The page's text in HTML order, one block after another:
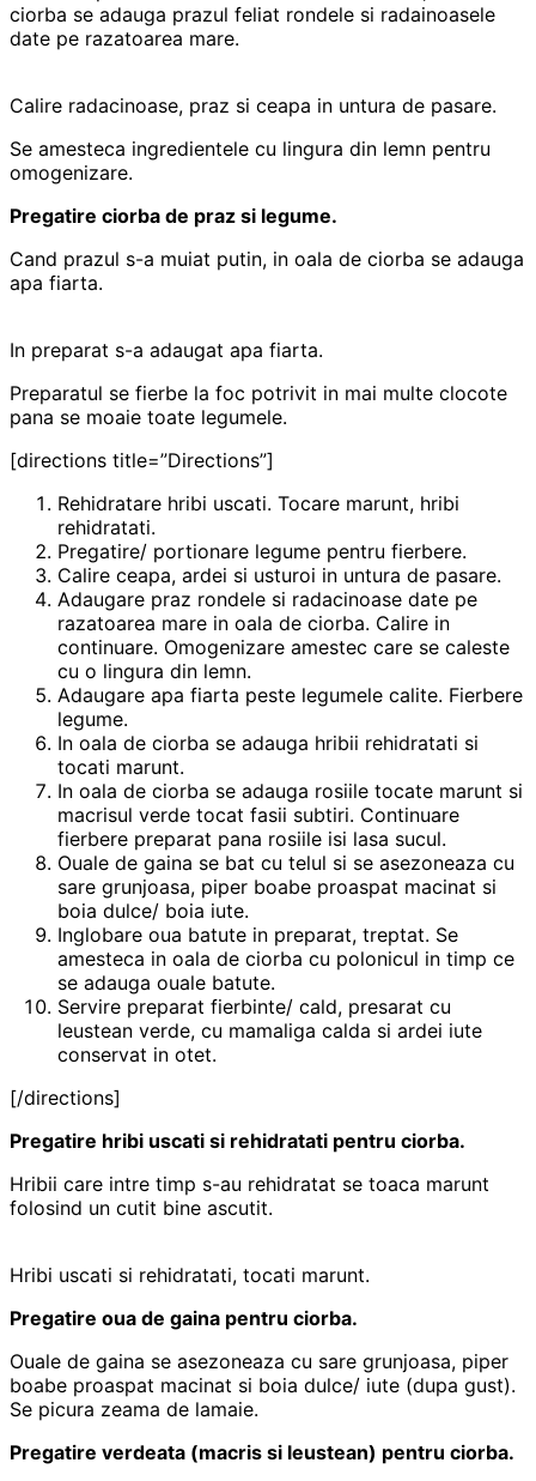
ciorba se adauga prazul feliat rondele si radainoasele
date pe razatoarea mare.
Calire radacinoase, praz si ceapa in untura de pasare.
Se amesteca ingredientele cu lingura din lemn pentru
omogenizare.
Pregatire ciorba de praz si legume.
Cand prazul s-a muiat putin, in oala de ciorba se adauga
apa fiarta.
In preparat s-a adaugat apa fiarta.
Preparatul se fierbe la foc potrivit in mai multe clocote
pana se moaie toate legumele.
[directions title=”Directions”]
Rehidratare hribi uscati. Tocare marunt, hribi
rehidratati.
Pregatire/ portionare legume pentru fierbere.
Calire ceapa, ardei si usturoi in untura de pasare.
Adaugare praz rondele si radacinoase date pe
razatoarea mare in oala de ciorba. Calire in
continuare. Omogenizare amestec care se caleste
cu o lingura din lemn.
Adaugare apa fiarta peste legumele calite. Fierbere
legume.
In oala de ciorba se adauga hribii rehidratati si
tocati marunt.
In oala de ciorba se adauga rosiile tocate marunt si
macrisul verde tocat fasii subtiri. Continuare
fierbere preparat pana rosiile isi lasa sucul.
Ouale de gaina se bat cu telul si se asezoneaza cu
sare grunjoasa, piper boabe proaspat macinat si
boia dulce/ boia iute.
Inglobare oua batute in preparat, treptat. Se
amesteca in oala de ciorba cu polonicul in timp ce
se adauga ouale batute.
Servire preparat fierbinte/ cald, presarat cu
leustean verde, cu mamaliga calda si ardei iute
conservat in otet.
[/directions]
Pregatire hribi uscati si rehidratati pentru ciorba.
Hribii care intre timp s-au rehidratat se toaca marunt
folosind un cutit bine ascutit.
Hribi uscati si rehidratati, tocati marunt.
Pregatire oua de gaina pentru ciorba.
Ouale de gaina se asezoneaza cu sare grunjoasa, piper
boabe proaspat macinat si boia dulce/ iute (dupa gust).
Se picura zeama de lamaie.
Pregatire verdeata (macris si leustean) pentru ciorba.